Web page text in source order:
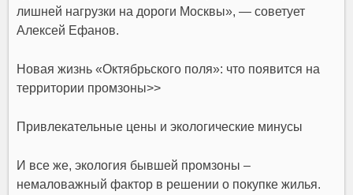
лишней нагрузки на дороги Москвы», — советует
Алексей Ефанов.
Новая жизнь «Октябрьского поля»: что появится на
территории промзоны>>
Привлекательные цены и экологические минусы
И все же, экология бывшей промзоны –
немаловажный фактор в решении о покупке жилья.